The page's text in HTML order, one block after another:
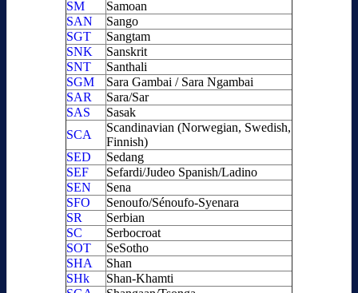
SM
Samoan
SAN
Sango
SGT
Sangtam
SNK
Sanskrit
SNT
Santhali
SGM
Sara Gambai / Sara Ngambai
SAR
Sara/Sar
SAS
Sasak
SCA
Scandinavian (Norwegian, Swedish,
Finnish)
SED
Sedang
SEF
Sefardi/Judeo Spanish/Ladino
SEN
Sena
SFO
Senoufo/Sénoufo-Syenara
SR
Serbian
SC
Serbocroat
SOT
SeSotho
SHA
Shan
SHk
Shan-Khamti